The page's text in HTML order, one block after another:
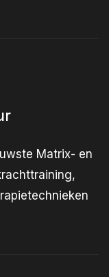
Matrix- en